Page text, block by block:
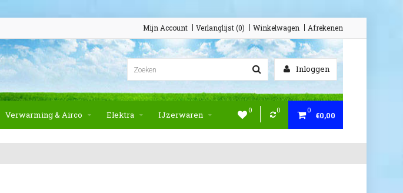
Mijn Account Verlanglijst (0) Winkelwagen Afrekenen
Inloggen
0 0 0
€0,00
Verwarming & Airco Elektra IJzerwaren